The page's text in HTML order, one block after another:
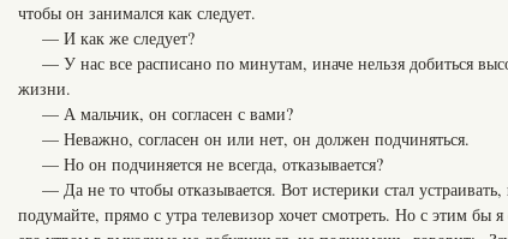
чтобы он занимался как следует.
— И как же следует?
— У нас все расписано по минутам, иначе нельзя добиться
жизни.
— А мальчик, он согласен с вами?
— Неважно, согласен он или нет, он должен подчиняться.
— Но он подчиняется не всегда, отказывается?
— Да не то чтобы отказывается. Вот истерики стал
подумайте, прямо с утра телевизор хочет смотреть. Но с этим бы